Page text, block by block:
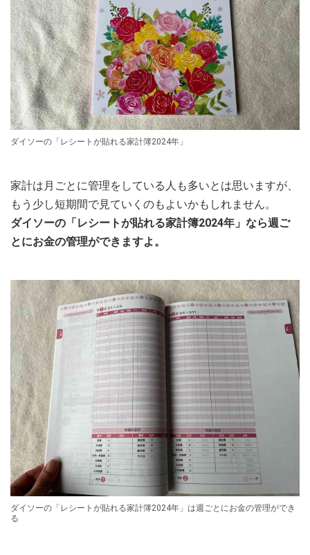
ダイソーの「レシートが貼れる家計簿2024年」
家計は月ごとに管理をしている人も多いとは思いますが、
もう少し短期間で見ていくのもよいかもしれません。
ダイソーの「レシートが貼れる家計簿2024年」なら週ご
とにお金の管理ができますよ。
ダイソーの「レシートが貼れる家計簿2024年」は週ごとにお金の管理ができ
る